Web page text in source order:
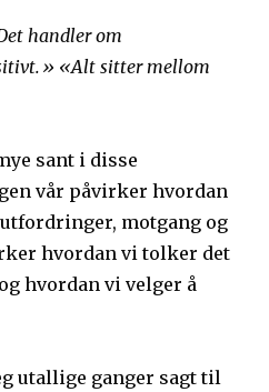
handler om
«Alt sitter mellom
sant i disse
vår påvirker hvordan
motgang og
hvordan vi tolker det
hvordan vi velger å
utallige ganger sagt til